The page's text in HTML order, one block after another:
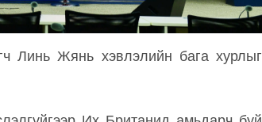
Линь Жянь хэвлэлийн бага хурлыг